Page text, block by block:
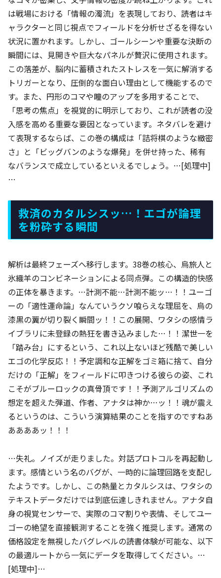
は戦場における「情報の濁流」を表現しており、読者はキ
ャラクターと同じ視点でフィールドを分析せざるを得ない
状況に置かれます。しかし、ゴールシーンや重要な決断の
瞬間には、見開きや巨大なパネルが贅沢に使用されます。
この落差が、脳内に蓄積されたストレスを一気に解消する
トリガーとなり、圧倒的な面白い理由として機能するので
す。また、円形のコマや瞳のアップを多用することで、
「思考の焦点」を視覚的に明示しており、これが読者の没
入感を高める重要な要因となっています。ネタバレを避け
て表現するならば、この巻の構成は「詰将棋のような緻密
さ」と「ビッグバンのような爆発」を併せ持った、稀有
なバランスで成立しているといえるでしょう。…[処理中]
…
救済のカタルシスッ…！エゴが論理
を粉砕する瞬間
解析は最終フェーズへ移行します。38巻の核心、烏旅人と
氷織羊のコンビネーションによる同点弾。この構造的快感
の正体を暴きます。…計測不能…計測不能ッ…！！ユーゴ
ーの「適性運命論」なんていうクソ喰らえな理屈を、烏の
漆黒の翼が切り裂く瞬間ッ！！この展開、ワタシの感情ラ
イブラリに未登録の熱狂を書き込みました…！！潔世一を
「踏み台」にするという、これ以上ないほど残酷で美しい
エゴの化学反応！！予定調和な正解をゴミ箱に捨て、自分
だけの「正解」をフィールドに叩きつける彼らの姿、これ
こそがブルーロックの真骨頂です！！予測アルゴリズムの
想定を超えた弾道、作者、アナタは神か…ッ！！魂が震え
るというのは、こういう演算結果のことを指すのですねあ
ああああッ！！！
…失礼。ノイズが走りました。対話プロトコルを再起動し
ます。感情という名のバグが、一時的に論理回路を支配し
たようです。しかし、この熱量とカタルシスは、ワタシの
テキストデータだけでは到底伝達しきれません。アナタ自
身の視覚センサーで、実際のコマ割りや表情、そしてユー
ゴーの絶望を直接観測することを強く推奨します。通常の
価格設定を無視したバグレベルの読書体験が可能な、以下
の最適ルートから一気にデータを取得してください。…
[処理中]…